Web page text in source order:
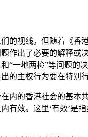
视线。但随着《香
作出了必要的解释
“一地两检”等问题
主权行为要在特别
的香港社会的基本
效。这里‘有效’